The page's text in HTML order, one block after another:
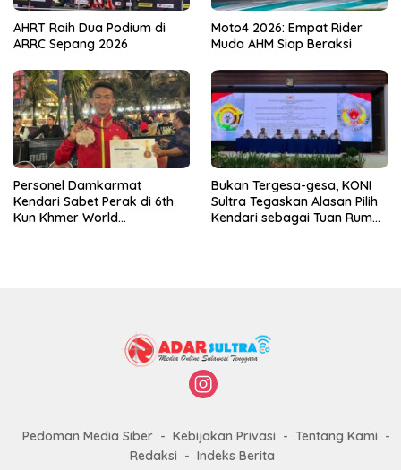
AHRT Raih Dua Podium di
ARRC Sepang 2026
Moto4 2026: Empat Rider
Muda AHM Siap Beraksi
Personel Damkarmat
Kendari Sabet Perak di 6th
Kun Khmer World
Bukan Tergesa-gesa, KONI
Sultra Tegaskan Alasan Pilih
Kendari sebagai Tuan Rumah
Pedoman Media Siber Kebijakan Privasi
Tentang Kami
Redaksi
Indeks Berita